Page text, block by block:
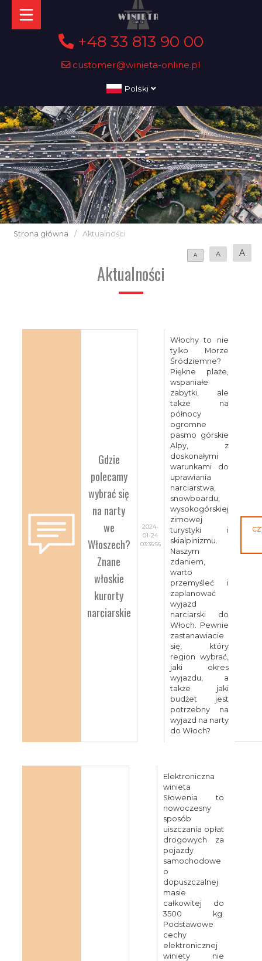
+48 33 813 90 00
customer@winieta-online.pl
Polski
Strona główna / Aktualności
A A A
Aktualności
Gdzie
polecamy
wybrać się
na narty
we
Włoszech?
Znane
włoskie
kurorty
narciarskie
2024-
01-24
03:36:56
Włochy to nie
tylko Morze
Śródziemne?
Piękne plaże,
wspaniałe
zabytki, ale
także na
północy
ogromne
pasmo górskie
Alpy, z
doskonałymi
warunkami do
uprawiania
narciarstwa,
snowboardu,
wysokogórskiej
zimowej
turystyki i
skialpinizmu.
Naszym
zdaniem,
warto
przemyśleć i
zaplanować
wyjazd
narciarski do
Włoch. Pewnie
zastanawiacie
się, który
region wybrać,
jaki okres
wyjazdu, a
także jaki
budżet jest
potrzebny na
wyjazd na narty
do Włoch?
Elektroniczna
winieta
Słowenia to
nowoczesny
sposób
uiszczania opłat
drogowych za
pojazdy
samochodowe
o
dopuszczalnej
masie
całkowitej do
3500 kg.
Podstawowe
cechy
elektronicznej
winiety nie